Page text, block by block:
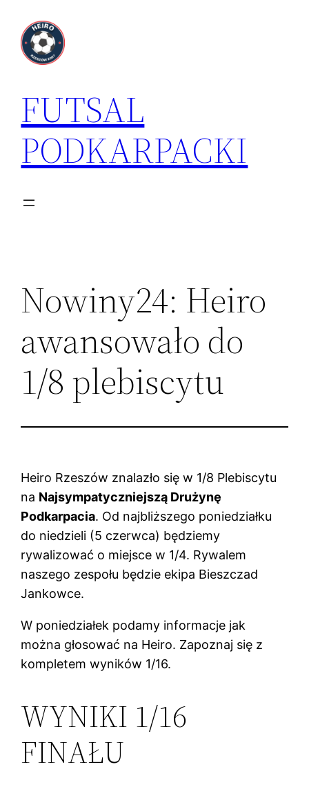
treści
FUTSAL
PODKARPACKI
Nowiny24: Heiro
awansowało do
1/8 plebiscytu
Heiro Rzeszów znalazło się w 1/8 Plebiscytu
na Najsympatyczniejszą Drużynę
Podkarpacia. Od najbliższego poniedziałku
do niedzieli (5 czerwca) będziemy
rywalizować o miejsce w 1/4. Rywalem
naszego zespołu będzie ekipa Bieszczad
Jankowce.
W poniedziałek podamy informacje jak
można głosować na Heiro. Zapoznaj się z
kompletem wyników 1/16.
WYNIKI 1/16
FINAŁU